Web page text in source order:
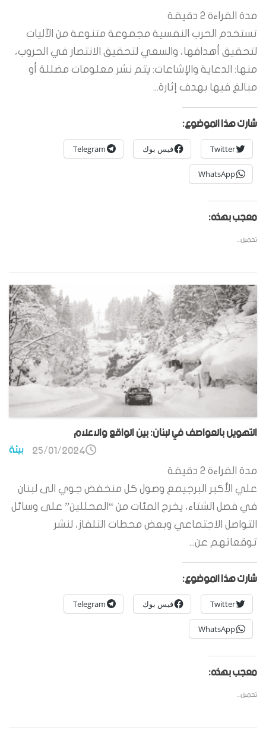
مدة القراءة 2 دقيقة
تستخدم الحرب النفسية مجموعة متنوعة من الآليات
لتحقيق أهدافها، والسعي لتحقيق الانتصار في الحروب،
منها: الدعاية والإشاعات: يتم نشر معلومات مضللة أو
مبالغ فيها بهدف إثارة...
شارك هذا الموضوع:
Twitter فيس بوك Telegram
WhatsApp
معجب بهذه:
تحميل...
التهويل بالعواصف في لبنان: بين الواقع والاعلام
بيئة 25/01/2024
مدة القراءة 2 دقيقة
علي الأكبر البرجيمع وصول كل منخفض جوي الى لبنان
في فصل الشتاء، يخرج المئات من “المحللين” على وسائل
التواصل الاجتماعي وبعض محطات التلفاز، لنشر
توقعاتهم عن...
شارك هذا الموضوع:
Twitter فيس بوك Telegram
WhatsApp
معجب بهذه:
تحميل...